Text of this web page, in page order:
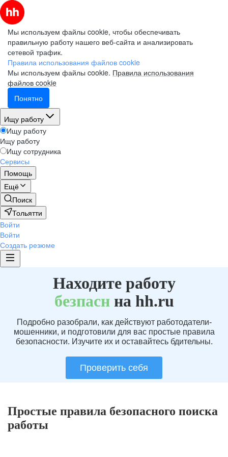
Мы используем файлы cookie, чтобы обеспечивать
правильную работу нашего веб-сайта и анализировать
сетевой трафик.
Правила использования файлов cookie
Мы используем файлы cookie. Правила использования
файлов cookie
Понятно
Ищу работу
Ищу работу
Ищу работу
Ищу сотрудника
Сервисы
Помощь
Ещё
Поиск
Тольятти
Войти
Войти
Создать резюме
Находите работу
безпаснна hh.ru
Подробно разобрали, как действуют работодатели-
мошенники, и подготовили для вас простые правила
безопасности. Изучите их и оставайтесь бдительны.
Проверить себя
Простые правила безопасного поиска
работы